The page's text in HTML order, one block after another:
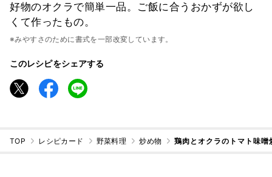
好物のオクラで簡単一品。ご飯に合うおかずが欲し
くて作ったもの。
※みやすさのために書式を一部改変しています。
このレシピをシェアする
TOP レシピカード 野菜料理 炒め物 鶏肉とオクラのトマト味噌